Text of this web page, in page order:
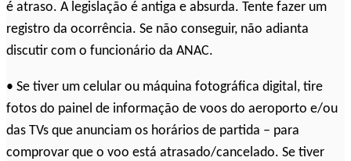
é atraso. A legislação é antiga e absurda. Tente fazer um
registro da ocorrência. Se não conseguir, não adianta
discutir com o funcionário da ANAC.
• Se tiver um celular ou máquina fotográfica digital, tire
fotos do painel de informação de voos do aeroporto e/ou
das TVs que anunciam os horários de partida – para
comprovar que o voo está atrasado/cancelado. Se tiver